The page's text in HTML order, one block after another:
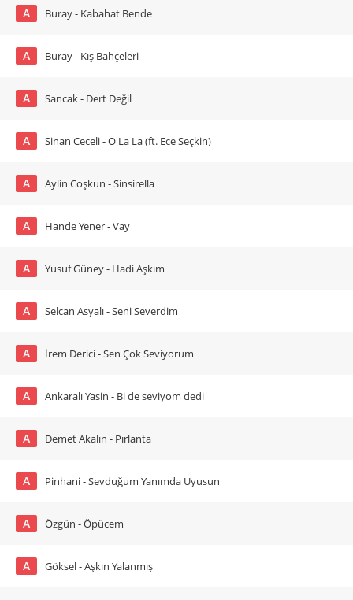
A Buray - Kabahat Bende
A Buray - Kış Bahçeleri
A Sancak - Dert Değil
A Sinan Ceceli - O La La (ft. Ece Seçkin)
A Aylin Coşkun - Sinsirella
A Hande Yener - Vay
A Yusuf Güney - Hadi Aşkım
A Selcan Asyalı - Seni Severdim
A İrem Derici - Sen Çok Seviyorum
A Ankaralı Yasin - Bi de seviyom dedi
A Demet Akalın - Pırlanta
A Pinhani - Sevduğum Yanımda Uyusun
A Özgün - Öpücem
A Göksel - Aşkın Yalanmış